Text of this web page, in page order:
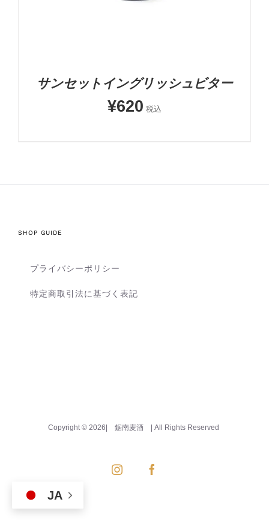
サンセットイングリッシュビター
¥620 税込
SHOP GUIDE
プライバシーポリシー
特定商取引法に基づく表記
Copyright © 2026| 鋸南麦酒 | All Rights Reserved
InstagramFacebook
JA